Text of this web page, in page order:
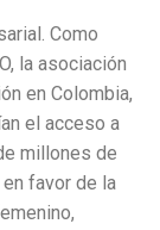
Como
la asociación
en Colombia,
el acceso a
millones de
favor de la